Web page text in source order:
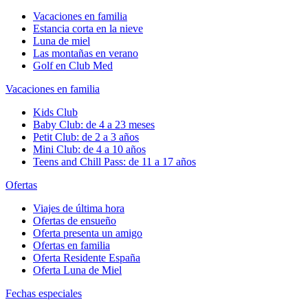
Vacaciones en familia
Estancia corta en la nieve
Luna de miel
Las montañas en verano
Golf en Club Med
Vacaciones en familia
Kids Club
Baby Club: de 4 a 23 meses
Petit Club: de 2 a 3 años
Mini Club: de 4 a 10 años
Teens and Chill Pass: de 11 a 17 años
Ofertas
Viajes de última hora
Ofertas de ensueño
Oferta presenta un amigo
Ofertas en familia
Oferta Residente España
Oferta Luna de Miel
Fechas especiales